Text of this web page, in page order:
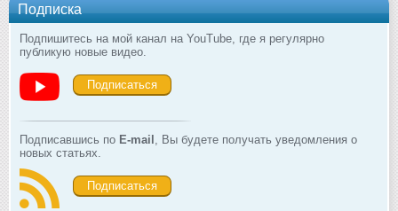
Подписка
Подпишитесь на мой канал на YouTube, где я регулярно
публикую новые видео.
Подписаться
Подписавшись по E-mail , Вы будете получать уведомления о
новых статьях.
Подписаться